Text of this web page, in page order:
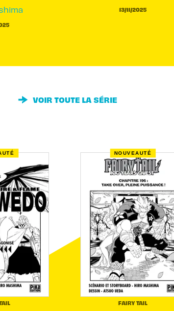
13/11/2025
VOIR TOUTE LA SÉRIE
NOUVEAUTÉ
FAIRY TAIL